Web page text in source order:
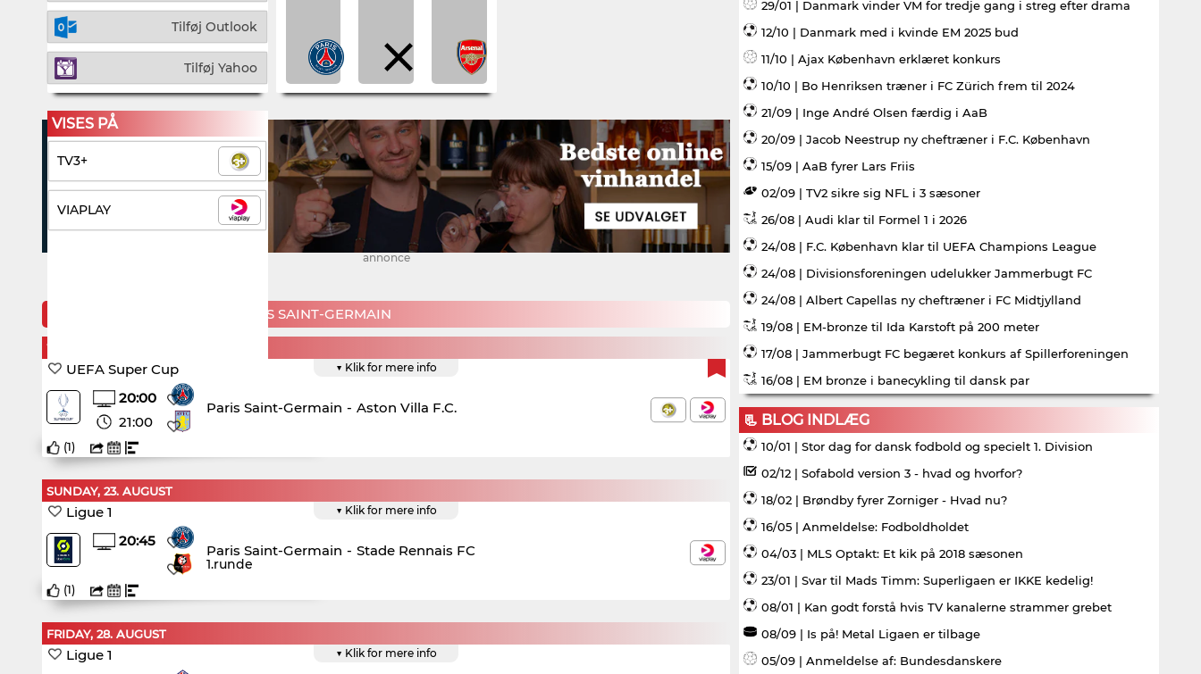
Tilføj Outlook
Tilføj Yahoo
VISES PÅ
TV3+
VIAPLAY
annonce
KOMMENDE KAMPE FOR PARIS SAINT-GERMAIN
WEDNESDAY, 12. AUGUST
▼ Klik for mere info
UEFA Super Cup
20:00
21:00
Paris Saint-Germain - Aston Villa F.C.
(1)
SUNDAY, 23. AUGUST
▼ Klik for mere info
Ligue 1
20:45
Paris Saint-Germain - Stade Rennais FC
1.runde
(1)
FRIDAY, 28. AUGUST
▼ Klik for mere info
Ligue 1
29/01 | Danmark vinder VM for tredje gang i streg efter drama
12/10 | Danmark med i kvinde EM 2025 bud
11/10 | Ajax København erklæret konkurs
10/10 | Bo Henriksen træner i FC Zürich frem til 2024
21/09 | Inge André Olsen færdig i AaB
20/09 | Jacob Neestrup ny cheftræner i F.C. København
15/09 | AaB fyrer Lars Friis
02/09 | TV2 sikre sig NFL i 3 sæsoner
26/08 | Audi klar til Formel 1 i 2026
24/08 | F.C. København klar til UEFA Champions League
24/08 | Divisionsforeningen udelukker Jammerbugt FC
24/08 | Albert Capellas ny cheftræner i FC Midtjylland
19/08 | EM-bronze til Ida Karstoft på 200 meter
17/08 | Jammerbugt FC begæret konkurs af Spillerforeningen
16/08 | EM bronze i banecykling til dansk par
📃 BLOG INDLÆG
10/01 | Stor dag for dansk fodbold og specielt 1. Division
02/12 | Sofabold version 3 - hvad og hvorfor?
18/02 | Brøndby fyrer Zorniger - Hvad nu?
16/05 | Anmeldelse: Fodboldholdet
04/03 | MLS Optakt: Et kik på 2018 sæsonen
23/01 | Svar til Mads Timm: Superligaen er IKKE kedelig!
08/01 | Kan godt forstå hvis TV kanalerne strammer grebet
08/09 | Is på! Metal Ligaen er tilbage
05/09 | Anmeldelse af: Bundesdanskere